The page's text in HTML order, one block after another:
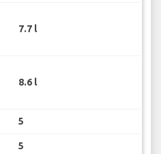
7.7 l
8.6 l
5
5